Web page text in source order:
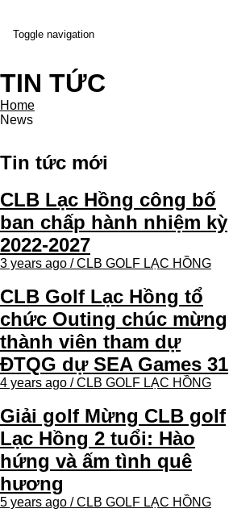
Toggle navigation
TIN TỨC
Home
News
Tin tức mới
CLB Lạc Hồng công bố
ban chấp hành nhiệm kỳ
2022-2027
3 years ago / CLB GOLF LẠC HỒNG
CLB Golf Lạc Hồng tổ
chức Outing chúc mừng
thành viên tham dự
ĐTQG dự SEA Games 31
4 years ago / CLB GOLF LẠC HỒNG
Giải golf Mừng CLB golf
Lạc Hồng 2 tuổi: Hào
hứng và ấm tình quê
hương
5 years ago / CLB GOLF LẠC HỒNG